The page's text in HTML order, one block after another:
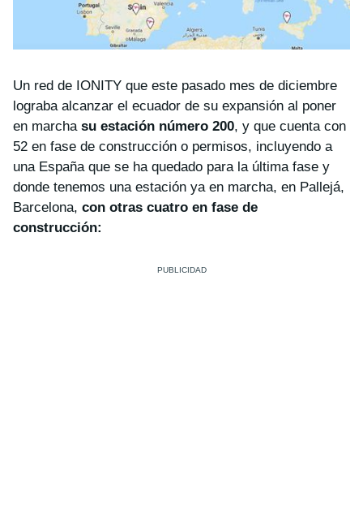
Un red de IONITY que este pasado mes de diciembre
lograba alcanzar el ecuador de su expansión al poner
en marcha su estación número 200, y que cuenta con
52 en fase de construcción o permisos, incluyendo a
una España que se ha quedado para la última fase y
donde tenemos una estación ya en marcha, en Pallejá,
Barcelona, con otras cuatro en fase de
construcción: